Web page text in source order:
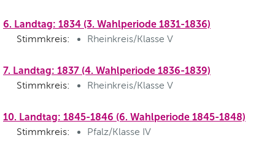
6. Landtag: 1834 (3. Wahlperiode 1831-1836)
Stimmkreis: Rheinkreis/Klasse V
7. Landtag: 1837 (4. Wahlperiode 1836-1839)
Stimmkreis: Rheinkreis/Klasse V
10. Landtag: 1845-1846 (6. Wahlperiode 1845-1848)
Stimmkreis: Pfalz/Klasse IV